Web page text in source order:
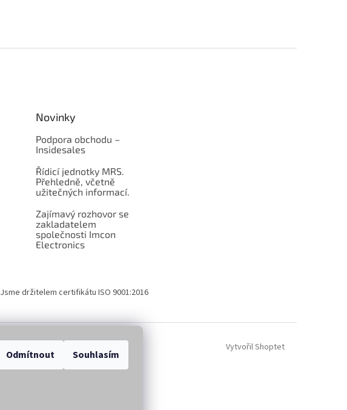
Odmítnout Souhlasím
Novinky
Podpora obchodu –
Insidesales
Řídicí jednotky MRS.
Přehledně, včetně
užitečných informací.
Zajímavý rozhovor se
zakladatelem
společnosti Imcon
Electronics
Jsme držitelem certifikátu ISO 9001:2016
Vytvořil Shoptet